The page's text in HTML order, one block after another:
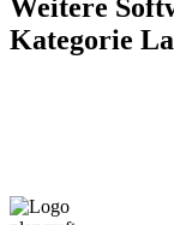
Weitere
Kategorie